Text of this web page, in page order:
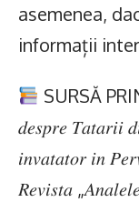
asemenea,
informații
SURSĂ
𝑑𝑒𝑠𝑝𝑟𝑒 𝑇𝑎𝑡𝑎𝑟𝑖𝑖
𝑖𝑛𝑣𝑎𝑡𝑎𝑡𝑜𝑟 𝑖𝑛
𝑅𝑒𝑣𝑖𝑠𝑡𝑎